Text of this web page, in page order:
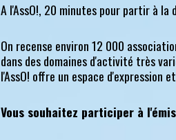
A l'AssO!, 20 minutes pour partir à
On recense environ 12 000
dans des domaines d'activité très
l'AssO! offre un espace
Vous souhaitez participer à